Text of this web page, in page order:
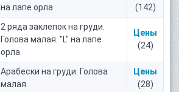
на лапе орла
(142)
2 ряда заклепок на груди.
Голова малая. "L" на лапе
орла
Цены
(24)
Арабески на груди. Голова
малая
Цены
(28)